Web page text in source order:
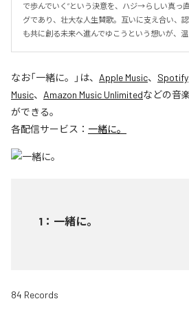
で歩んでいく”という決意を、ハジ→らしい真っ
グであり、壮大な人生賛歌。互いに支え合い、
も共に創る未来へ進んでゆこうという想いが、
なお「一緒に。 」は、 Apple Music、 Spotify
Music、 Amazon Music Unlimitedなどの音
ができる。
各配信サービス： 一緒に。
1 ： 一緒に。
84 Records